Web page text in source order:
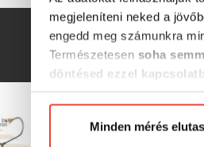
megjeleníteni neked a
engedd meg számunkra
Természetesen soha
döntésed ezzel
Előre is köszönjük!
Minden mérés